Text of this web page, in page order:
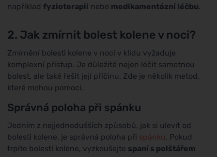
například fyzioterapii nebo medikamentózní léčbu.
2. Jak zmírnit bolest kolene v noci?
Zmírnění bolesti kolene v noci v klidu vyžaduje
komplexní přístup. Je důležité nejen léčit samotnou
bolest, ale také řešit její příčinu. Zde je několik metod,
které mohou pomoci.
Správná poloha při spánku
Jedním z nejjednodušších způsobů, jak si ulevit od
bolesti kolene, je správná poloha při spánku. Pokud
trpíte bolestí kolene, vyzkoušejte spaní s polštářem